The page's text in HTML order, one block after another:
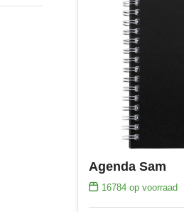
Agenda Sam
16784op voorraad